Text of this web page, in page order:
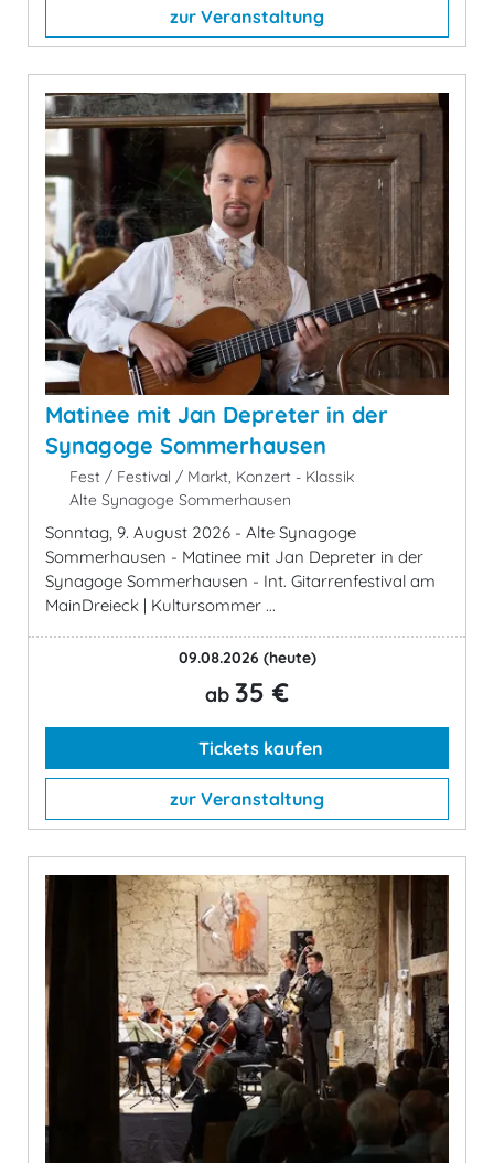
zur Veranstaltung
Matinee mit Jan Depreter in der
Synagoge Sommerhausen
Fest / Festival / Markt, Konzert - Klassik
Alte Synagoge Sommerhausen
Sonntag, 9. August 2026 - Alte Synagoge
Sommerhausen - Matinee mit Jan Depreter in der
Synagoge Sommerhausen - Int. Gitarrenfestival am
MainDreieck | Kultursommer ...
09.08.2026 (heute)
ab 35 €
Tickets kaufen
zur Veranstaltung